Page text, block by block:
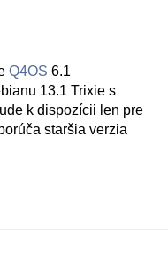
Q4OS 6.1
13.1 Trixie s
k dispozícii len pre
staršia verzia